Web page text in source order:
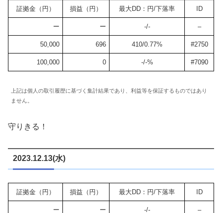
証拠金（円） 損益（円） 最大DD：円/下落率 ID
ー ー -/- –
50,000 696 410/0.77% #2750
100,000 0 -/-% #7090
上記は個人の取引履歴に基づく集計結果であり、利益等を保証するものではあり
ません。
守りきる！
2023.12.13(水)
証拠金（円） 損益（円） 最大DD：円/下落率 ID
ー ー -/- –